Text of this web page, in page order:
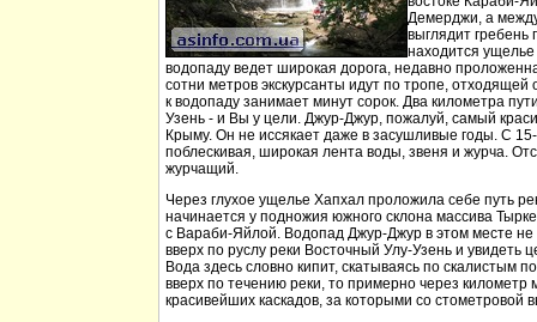
Демерджи, а
выглядит гребень
находится
водопаду ведет широкая дорога, недавно
сотни метров экскурсанты идут по тропе, отходящей
к водопаду занимает минут сорок. Два километра
Узень - и Вы у цели. Джур-Джур, пожалуй, самый
Крыму. Он не иссякает даже в засушливые годы. С
поблескивая, широкая лента воды, звеня и журча.
журчащий.
Через глухое ущелье Хапхал проложила себе путь
начинается у подножия южного склона массива
с Вараби-Яйлой. Водопад Джур-Джур в этом месте
вверх по руслу реки Восточный Улу-Узень и увидеть
Вода здесь словно кипит, скатываясь по скалистым
вверх по течению реки, то примерно через километр
красивейших каскадов, за которыми со стометровой